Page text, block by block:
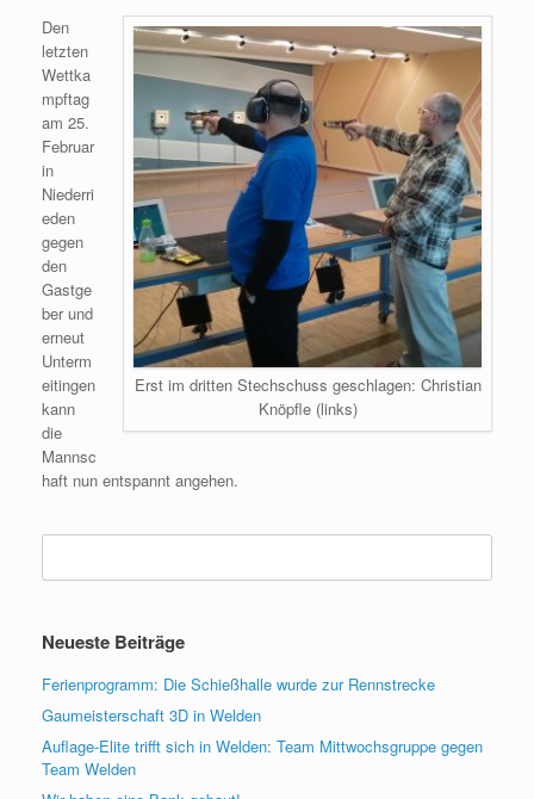
Erst im dritten Stechschuss geschlagen: Christian
Knöpfle (links)
Den
letzten
Wettka
mpftag
am 25.
Februar
in
Niederri
eden
gegen
den
Gastge
ber und
erneut
Unterm
eitingen
kann
die
Mannsc
haft nun entspannt angehen.
Suchen
Neueste Beiträge
Ferienprogramm: Die Schießhalle wurde zur Rennstrecke
Gaumeisterschaft 3D in Welden
Auflage-Elite trifft sich in Welden: Team Mittwochsgruppe gegen
Team Welden